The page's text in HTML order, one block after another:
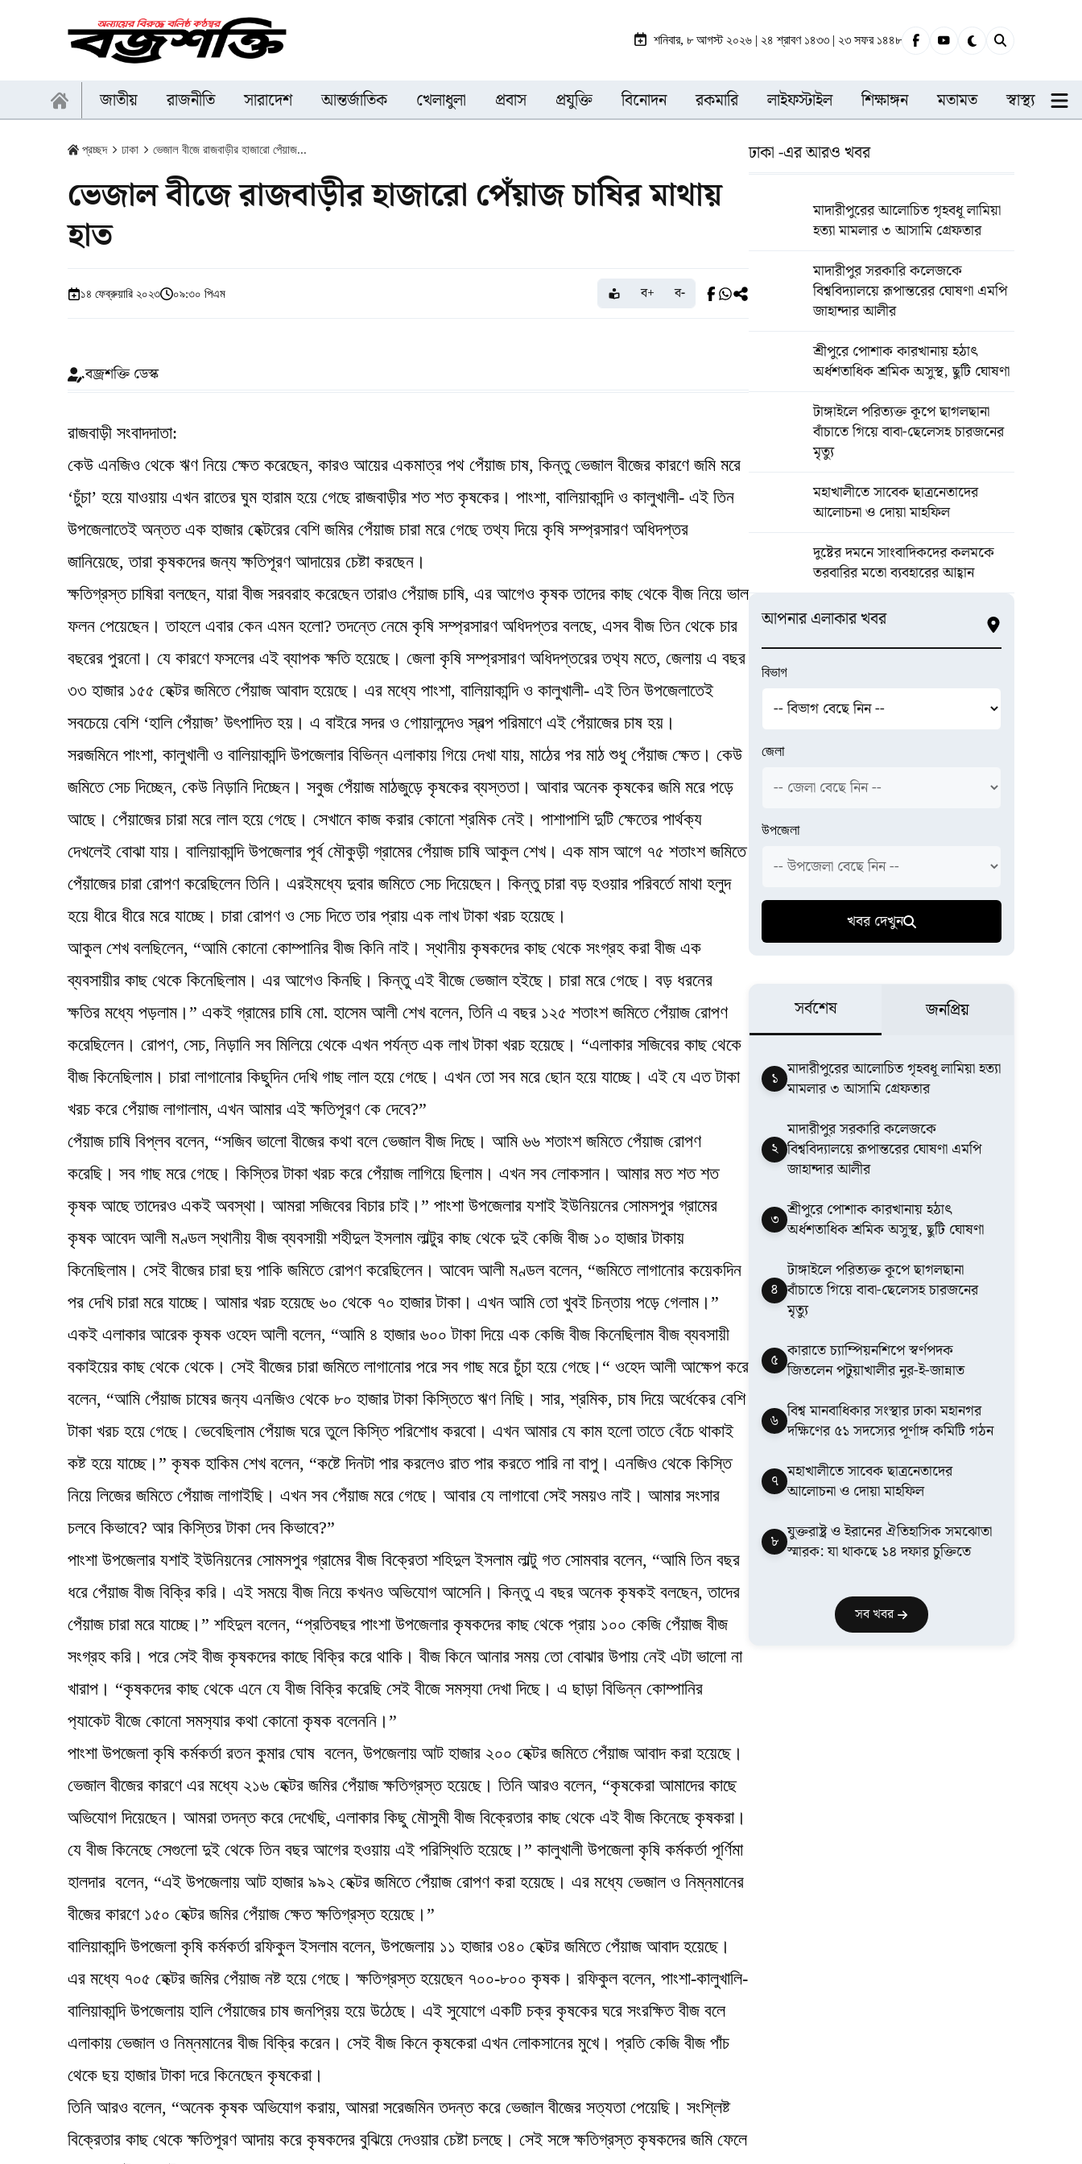
শনিবার, ৮ আগস্ট ২০২৬ | ২৪ শ্রাবণ ১৪৩৩ | ২৩ সফর ১৪৪৮
জাতীয় রাজনীতি সারাদেশ আন্তর্জাতিক খেলাধুলা প্রবাস প্রযুক্তি বিনোদন রকমারি লাইফস্টাইল শিক্ষাঙ্গন মতামত স্বাস্থ্য
প্রচ্ছদ ঢাকা ভেজাল বীজে রাজবাড়ীর হাজারো পেঁয়াজ...
ভেজাল বীজে রাজবাড়ীর হাজারো পেঁয়াজ চাষির মাথায়
হাত
১৪ ফেব্রুয়ারি ২০২৩ ০৯:৩০ পিএম ব+ ব-
বজ্রশক্তি ডেস্ক
রাজবাড়ী সংবাদদাতা:
কেউ এনজিও থেকে ঋণ নিয়ে ক্ষেত করেছেন, কারও আয়ের একমাত্র পথ পেঁয়াজ চাষ, কিন্তু ভেজাল বীজের কারণে জমি মরে
‘চুঁচা’ হয়ে যাওয়ায় এখন রাতের ঘুম হারাম হয়ে গেছে রাজবাড়ীর শত শত কৃষকের। পাংশা, বালিয়াকান্দি ও কালুখালী- এই তিন
উপজেলাতেই অন্তত এক হাজার হেক্টরের বেশি জমির পেঁয়াজ চারা মরে গেছে তথ্য দিয়ে কৃষি সম্প্রসারণ অধিদপ্তর
জানিয়েছে, তারা কৃষকদের জন্য ক্ষতিপূরণ আদায়ের চেষ্টা করছেন।
ক্ষতিগ্রস্ত চাষিরা বলছেন, যারা বীজ সরবরাহ করেছেন তারাও পেঁয়াজ চাষি, এর আগেও কৃষক তাদের কাছ থেকে বীজ নিয়ে ভাল
ফলন পেয়েছেন। তাহলে এবার কেন এমন হলো? তদন্তে নেমে কৃষি সম্প্রসারণ অধিদপ্তর বলছে, এসব বীজ তিন থেকে চার
বছরের পুরনো। যে কারণে ফসলের এই ব্যাপক ক্ষতি হয়েছে। জেলা কৃষি সম্প্রসারণ অধিদপ্তরের তথ‍্য মতে, জেলায় এ বছর
৩৩ হাজার ১৫৫ হেক্টর জমিতে পেঁয়াজ আবাদ হয়েছে। এর মধ্যে পাংশা, বালিয়াকান্দি ও কালুখালী- এই তিন উপজেলাতেই
সবচেয়ে বেশি ‘হালি পেঁয়াজ’ উৎপাদিত হয়। এ বাইরে সদর ও গোয়ালন্দেও স্বল্প পরিমাণে এই পেঁয়াজের চাষ হয়।
সরজমিনে পাংশা, কালুখালী ও বালিয়াকান্দি উপজেলার বিভিন্ন এলাকায় গিয়ে দেখা যায়, মাঠের পর মাঠ শুধু পেঁয়াজ ক্ষেত। কেউ
জমিতে সেচ দিচ্ছেন, কেউ নিড়ানি দিচ্ছেন। সবুজ পেঁয়াজ মাঠজুড়ে কৃষকের ব্যস্ততা। আবার অনেক কৃষকের জমি মরে পড়ে
আছে। পেঁয়াজের চারা মরে লাল হয়ে গেছে। সেখানে কাজ করার কোনো শ্রমিক নেই। পাশাপাশি দুটি ক্ষেতের পার্থক্য
দেখলেই বোঝা যায়। বালিয়াকান্দি উপজেলার পূর্ব মৌকুড়ী গ্রামের পেঁয়াজ চাষি আকুল শেখ। এক মাস আগে ৭৫ শতাংশ জমিতে
পেঁয়াজের চারা রোপণ করেছিলেন তিনি। এরইমধ্যে দুবার জমিতে সেচ দিয়েছেন। কিন্তু চারা বড় হওয়ার পরিবর্তে মাথা হলুদ
হয়ে ধীরে ধীরে মরে যাচ্ছে। চারা রোপণ ও সেচ দিতে তার প্রায় এক লাখ টাকা খরচ হয়েছে।
আকুল শেখ বলছিলেন, “আমি কোনো কোম্পানির বীজ কিনি নাই। স্থানীয় কৃষকদের কাছ থেকে সংগ্রহ করা বীজ এক
ব্যবসায়ীর কাছ থেকে কিনেছিলাম। এর আগেও কিনছি। কিন্তু এই বীজে ভেজাল হইছে। চারা মরে গেছে। বড় ধরনের
ক্ষতির মধ্যে পড়লাম।” একই গ্রামের চাষি মো. হাসেম আলী শেখ বলেন, তিনি এ বছর ১২৫ শতাংশ জমিতে পেঁয়াজ রোপণ
করেছিলেন। রোপণ, সেচ, নিড়ানি সব মিলিয়ে থেকে এখন পর্যন্ত এক লাখ টাকা খরচ হয়েছে। “এলাকার সজিবের কাছ থেকে
বীজ কিনেছিলাম। চারা লাগানোর কিছুদিন দেখি গাছ লাল হয়ে গেছে। এখন তো সব মরে ছোন হয়ে যাচ্ছে। এই যে এত টাকা
খরচ করে পেঁয়াজ লাগালাম, এখন আমার এই ক্ষতিপূরণ কে দেবে?”
পেঁয়াজ চাষি বিপ্লব বলেন, “সজিব ভালো বীজের কথা বলে ভেজাল বীজ দিছে। আমি ৬৬ শতাংশ জমিতে পেঁয়াজ রোপণ
করেছি। সব গাছ মরে গেছে। কিস্তির টাকা খরচ করে পেঁয়াজ লাগিয়ে ছিলাম। এখন সব লোকসান। আমার মত শত শত
কৃষক আছে তাদেরও একই অবস্থা। আমরা সজিবের বিচার চাই।” পাংশা উপজেলার যশাই ইউনিয়নের সোমসপুর গ্রামের
কৃষক আবেদ আলী মণ্ডল স্থানীয় বীজ ব্যবসায়ী শহীদুল ইসলাম লাল্টুর কাছ থেকে দুই কেজি বীজ ১০ হাজার টাকায়
কিনেছিলাম। সেই বীজের চারা ছয় পাকি জমিতে রোপণ করেছিলেন। আবেদ আলী মণ্ডল বলেন, “জমিতে লাগানোর কয়েকদিন
পর দেখি চারা মরে যাচ্ছে। আমার খরচ হয়েছে ৬০ থেকে ৭০ হাজার টাকা। এখন আমি তো খুবই চিন্তায় পড়ে গেলাম।”
একই এলাকার আরেক কৃষক ওহেদ আলী বলেন, “আমি ৪ হাজার ৬০০ টাকা দিয়ে এক কেজি বীজ কিনেছিলাম বীজ ব্যবসায়ী
বকাইয়ের কাছ থেকে থেকে। সেই বীজের চারা জমিতে লাগানোর পরে সব গাছ মরে চুঁচা হয়ে গেছে।“ ওহেদ আলী আক্ষেপ করে
বলেন, “আমি পেঁয়াজ চাষের জন‍্য এনজিও থেকে ৮০ হাজার টাকা কিস্তিতে ঋণ নিছি। সার, শ্রমিক, চাষ দিয়ে অর্ধেকের বেশি
টাকা খরচ হয়ে গেছে। ভেবেছিলাম পেঁয়াজ ঘরে তুলে কিস্তি পরিশোধ করবো। এখন আমার যে কাম হলো তাতে বেঁচে থাকাই
কষ্ট হয়ে যাচ্ছে।” কৃষক হাকিম শেখ বলেন, “কষ্টে দিনটা পার করলেও রাত পার করতে পারি না বাপু। এনজিও থেকে কিস্তি
নিয়ে লিজের জমিতে পেঁয়াজ লাগাইছি। এখন সব পেঁয়াজ মরে গেছে। আবার যে লাগাবো সেই সময়ও নাই। আমার সংসার
চলবে কিভাবে? আর কিস্তির টাকা দেব কিভাবে?”
পাংশা উপজেলার যশাই ইউনিয়নের সোমসপুর গ্রামের বীজ বিক্রেতা শহিদুল ইসলাম লাল্টু গত সোমবার বলেন, “আমি তিন বছর
ধরে পেঁয়াজ বীজ বিক্রি করি। এই সময়ে বীজ নিয়ে কখনও অভিযোগ আসেনি। কিন্তু এ বছর অনেক কৃষকই বলছেন, তাদের
পেঁয়াজ চারা মরে যাচ্ছে।” শহিদুল বলেন, “প্রতিবছর পাংশা উপজেলার কৃষকদের কাছ থেকে প্রায় ১০০ কেজি পেঁয়াজ বীজ
সংগ্রহ করি। পরে সেই বীজ কৃষকদের কাছে বিক্রি করে থাকি। বীজ কিনে আনার সময় তো বোঝার উপায় নেই এটা ভালো না
খারাপ। “কৃষকদের কাছ থেকে এনে যে বীজ বিক্রি করেছি সেই বীজে সমস‍্যা দেখা দিছে। এ ছাড়া বিভিন্ন কোম্পানির
প‍্যাকেট বীজে কোনো সমস‍্যার কথা কোনো কৃষক বলেননি।”
পাংশা উপজেলা কৃষি কর্মকর্তা রতন কুমার ঘোষ বলেন, উপজেলায় আট হাজার ২০০ হেক্টর জমিতে পেঁয়াজ আবাদ করা হয়েছে।
ভেজাল বীজের কারণে এর মধ্যে ২১৬ হেক্টর জমির পেঁয়াজ ক্ষতিগ্রস্ত হয়েছে। তিনি আরও বলেন, “কৃষকেরা আমাদের কাছে
অভিযোগ দিয়েছেন। আমরা তদন্ত করে দেখেছি, এলাকার কিছু মৌসুমী বীজ বিক্রেতার কাছ থেকে এই বীজ কিনেছে কৃষকরা।
যে বীজ কিনেছে সেগুলো দুই থেকে তিন বছর আগের হওয়ায় এই পরিস্থিতি হয়েছে।” কালুখালী উপজেলা কৃষি কর্মকর্তা পূর্ণিমা
হালদার বলেন, “এই উপজেলায় আট হাজার ৯৯২ হেক্টর জমিতে পেঁয়াজ রোপণ করা হয়েছে। এর মধ্যে ভেজাল ও নিম্নমানের
বীজের কারণে ১৫০ হেক্টর জমির পেঁয়াজ ক্ষেত ক্ষতিগ্রস্ত হয়েছে।”
বালিয়াকান্দি উপজেলা কৃষি কর্মকর্তা রফিকুল ইসলাম বলেন, উপজেলায় ১১ হাজার ৩৪০ হেক্টর জমিতে পেঁয়াজ আবাদ হয়েছে।
এর মধ্যে ৭০৫ হেক্টর জমির পেঁয়াজ নষ্ট হয়ে গেছে। ক্ষতিগ্রস্ত হয়েছেন ৭০০-৮০০ কৃষক। রফিকুল বলেন, পাংশা-কালুখালি-
বালিয়াকান্দি উপজেলায় হালি পেঁয়াজের চাষ জনপ্রিয় হয়ে উঠেছে। এই সুযোগে একটি চক্র কৃষকের ঘরে সংরক্ষিত বীজ বলে
এলাকায় ভেজাল ও নিম্নমানের বীজ বিক্রি করেন। সেই বীজ কিনে কৃষকেরা এখন লোকসানের মুখে। প্রতি কেজি বীজ পাঁচ
থেকে ছয় হাজার টাকা দরে কিনেছেন কৃষকেরা।
তিনি আরও বলেন, “অনেক কৃষক অভিযোগ করায়, আমরা সরেজমিন তদন্ত করে ভেজাল বীজের সত্যতা পেয়েছি। সংশ্লিষ্ট
বিক্রেতার কাছ থেকে ক্ষতিপূরণ আদায় করে কৃষকদের বুঝিয়ে দেওয়ার চেষ্টা চলছে। সেই সঙ্গে ক্ষতিগ্রস্ত কৃষকদের জমি ফেলে
ঢাকা -এর আরও খবর
মাদারীপুরের আলোচিত গৃহবধূ লামিয়া
হত্যা মামলার ৩ আসামি গ্রেফতার
মাদারীপুর সরকারি কলেজকে
বিশ্ববিদ্যালয়ে রূপান্তরের ঘোষণা এমপি
জাহান্দার আলীর
শ্রীপুরে পোশাক কারখানায় হঠাৎ
অর্ধশতাধিক শ্রমিক অসুস্থ, ছুটি ঘোষণা
টাঙ্গাইলে পরিত্যক্ত কূপে ছাগলছানা
বাঁচাতে গিয়ে বাবা-ছেলেসহ চারজনের
মৃত্যু
মহাখালীতে সাবেক ছাত্রনেতাদের
আলোচনা ও দোয়া মাহফিল
দুষ্টের দমনে সাংবাদিকদের কলমকে
তরবারির মতো ব্যবহারের আহ্বান
আপনার এলাকার খবর
বিভাগ
জেলা
উপজেলা
খবর দেখুন
সর্বশেষ জনপ্রিয়
১ মাদারীপুরের আলোচিত গৃহবধূ লামিয়া হত্যা
মামলার ৩ আসামি গ্রেফতার
২
মাদারীপুর সরকারি কলেজকে
বিশ্ববিদ্যালয়ে রূপান্তরের ঘোষণা এমপি
জাহান্দার আলীর
৩ শ্রীপুরে পোশাক কারখানায় হঠাৎ
অর্ধশতাধিক শ্রমিক অসুস্থ, ছুটি ঘোষণা
৪
টাঙ্গাইলে পরিত্যক্ত কূপে ছাগলছানা
বাঁচাতে গিয়ে বাবা-ছেলেসহ চারজনের
মৃত্যু
৫ কারাতে চ্যাম্পিয়নশিপে স্বর্ণপদক
জিতলেন পটুয়াখালীর নুর-ই-জান্নাত
৬ বিশ্ব মানবাধিকার সংস্থার ঢাকা মহানগর
দক্ষিণের ৫১ সদস্যের পূর্ণাঙ্গ কমিটি গঠন
৭ মহাখালীতে সাবেক ছাত্রনেতাদের
আলোচনা ও দোয়া মাহফিল
৮ যুক্তরাষ্ট্র ও ইরানের ঐতিহাসিক সমঝোতা
স্মারক: যা থাকছে ১৪ দফার চুক্তিতে
সব খবর